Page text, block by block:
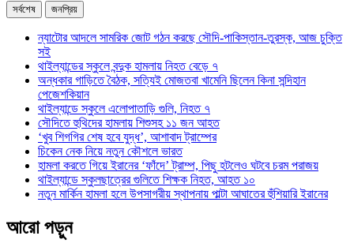
সর্বশেষ জনপ্রিয়
ন্যাটোর আদলে সামরিক জোট গঠন করছে সৌদি-পাকিস্তান-তুরস্ক, আজ চুক্তি
সই
থাইল্যান্ডের স্কুলে বন্দুক হামলায় নিহত বেড়ে ৭
অন্ধকার গাড়িতে বৈঠক, সত্যিই মোজতবা খামেনি ছিলেন কিনা সন্দিহান
পেজেশকিয়ান
থাইল্যান্ডে স্কুলে এলোপাতাড়ি গুলি, নিহত ৭
সৌদিতে হুথিদের হামলায় শিশুসহ ১১ জন আহত
‘খুব শিগগির শেষ হবে যুদ্ধ’, আশাবাদ ট্রাম্পের
চিকেন নেক নিয়ে নতুন কৌশলে ভারত
হামলা করতে গিয়ে ইরানের ‘ফাঁদে’ ট্রাম্প, পিছু হটলেও ঘটবে চরম পরাজয়
থাইল্যান্ডে স্কুলছাত্রের গুলিতে শিক্ষক নিহত, আহত ১০
নতুন মার্কিন হামলা হলে উপসাগরীয় স্থাপনায় পাল্টা আঘাতের হুঁশিয়ারি ইরানের
আরো পড়ুন